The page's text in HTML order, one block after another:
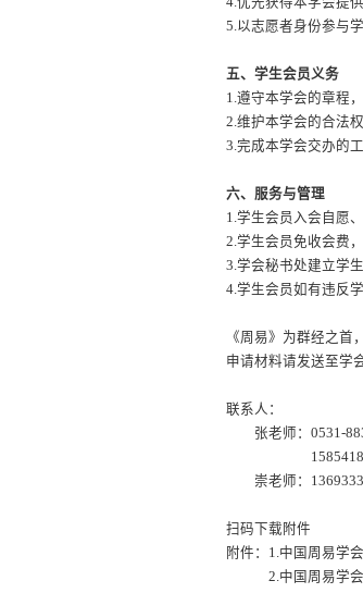
5. 以志愿者身份参与
五、学生会员义务
1. 遵守本学会的章程
2. 维护本学会的合法权
3. 完成本学会交办的工
六、服务与管理
1. 学生会员入会自愿、
2. 学生会员免收会费
3. 学会秘书处建立学
4. 学生会员如有违反
《周易》为群经之
申请材料请发送至学
联系人：
张老师： 0531-
15854181885
崇老师：
扫码下载附件
附件： 1. 中国周易学
2.中国周易学